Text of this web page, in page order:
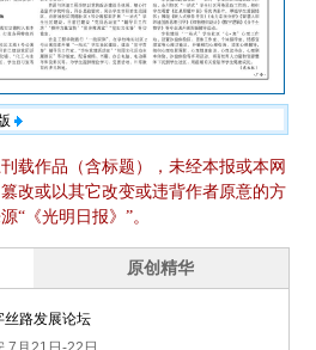
载作品（含标题），未经本报或本网
改或以其它改变或违背作者原意的方
“《光明日报》”。